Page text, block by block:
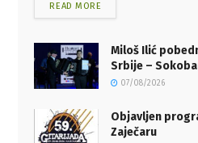
READ MORE
Miloš Ilić
Srbije –
07/08/2026
Objavljen
Zaječaru